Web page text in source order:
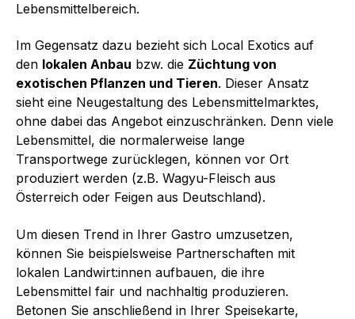
Lebensmittelbereich.
Im Gegensatz dazu bezieht sich Local Exotics auf
den lokalen Anbau bzw. die Züchtung von
exotischen Pflanzen und Tieren. Dieser Ansatz
sieht eine Neugestaltung des Lebensmittelmarktes,
ohne dabei das Angebot einzuschränken. Denn viele
Lebensmittel, die normalerweise lange
Transportwege zurücklegen, können vor Ort
produziert werden (z.B. Wagyu-Fleisch aus
Österreich oder Feigen aus Deutschland).
Um diesen Trend in Ihrer Gastro umzusetzen,
können Sie beispielsweise Partnerschaften mit
lokalen Landwirt:innen aufbauen, die ihre
Lebensmittel fair und nachhaltig produzieren.
Betonen Sie anschließend in Ihrer Speisekarte,